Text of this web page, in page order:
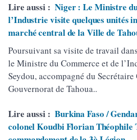
Lire aussi : Niger : Le Ministre
l’Industrie visite quelques unités
marché central de la Ville de
Poursuivant sa visite de travail
le Ministre du Commerce et de
Seydou, accompagné du Secrétaire
Gouvernorat de Tahoua..
Lire aussi : Burkina Faso /
colonel Koudbi Florian Théophile